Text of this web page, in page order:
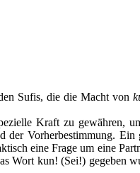
Sufis, die die Macht von
Kraft zu gewähren,
Vorherbestimmung.
eine Frage um eine
Wort kun! (Sei!) gegeben